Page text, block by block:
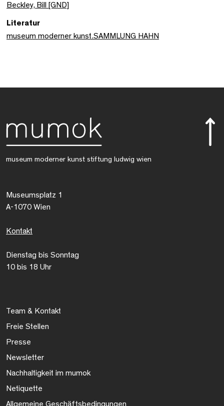
Beckley, Bill [GND]
Literatur
museum moderner kunst.SAMMLUNG HAHN
museum moderner kunst stiftung ludwig wien
Museumsplatz 1
A-1070 Wien
Kontakt
Dienstag bis Sonntag
10 bis 18 Uhr
Team & Kontakt
Freie Stellen
Presse
Newsletter
Nachhaltigkeit im mumok
Netiquette
Allgemeine Geschäftsbedingungen